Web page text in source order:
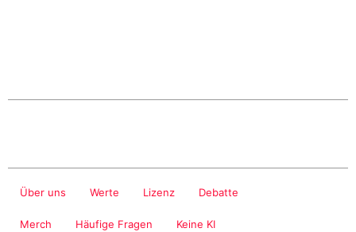
Über uns Werte Lizenz Debatte
Merch Häufige Fragen Keine KI